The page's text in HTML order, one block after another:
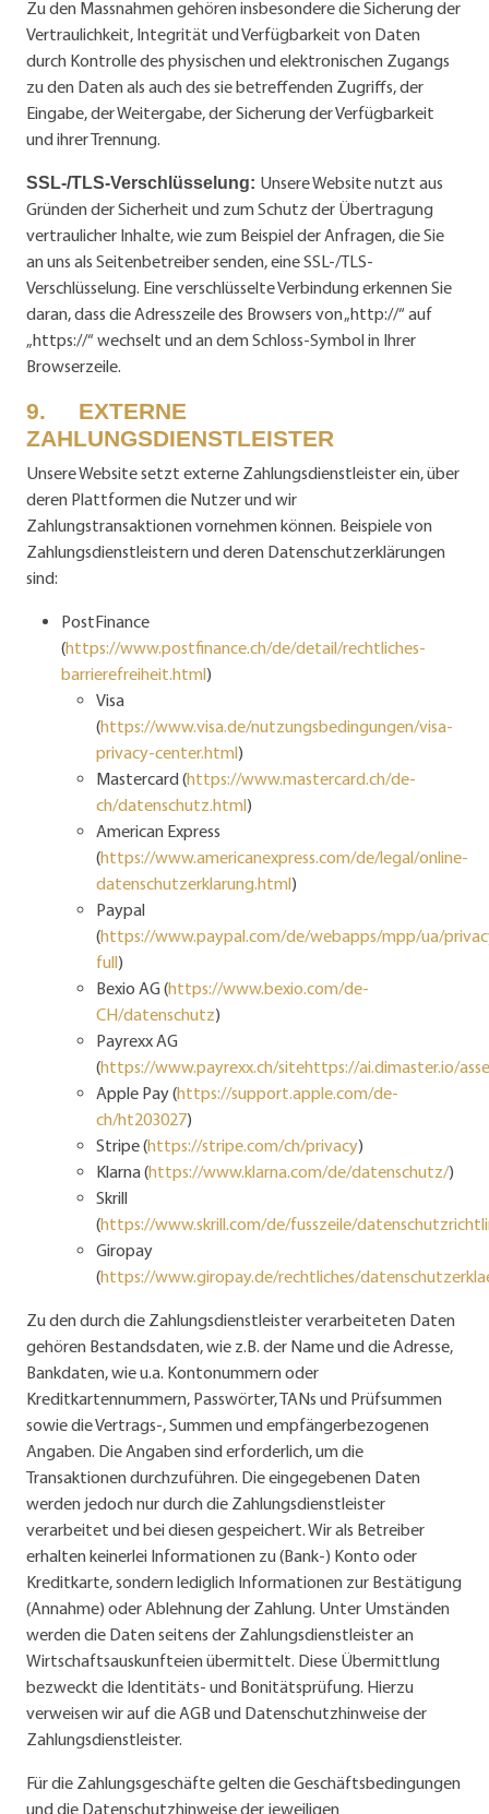
Zu den Massnahmen gehören insbesondere die Sicherung der
Vertraulichkeit, Integrität und Verfügbarkeit von Daten
durch Kontrolle des physischen und elektronischen Zugangs
zu den Daten als auch des sie betreffenden Zugriffs, der
Eingabe, der Weitergabe, der Sicherung der Verfügbarkeit
und ihrer Trennung.
SSL-/TLS-Verschlüsselung: Unsere Website nutzt aus
Gründen der Sicherheit und zum Schutz der Übertragung
vertraulicher Inhalte, wie zum Beispiel der Anfragen, die Sie
an uns als Seitenbetreiber senden, eine SSL-/TLS-
Verschlüsselung. Eine verschlüsselte Verbindung erkennen Sie
daran, dass die Adresszeile des Browsers von „http://“ auf
„https://“ wechselt und an dem Schloss-Symbol in Ihrer
Browserzeile.
9. EXTERNE
ZAHLUNGSDIENSTLEISTER
Unsere Website setzt externe Zahlungsdienstleister ein, über
deren Plattformen die Nutzer und wir
Zahlungstransaktionen vornehmen können. Beispiele von
Zahlungsdienstleistern und deren Datenschutzerklärungen
sind:
PostFinance
(https://www.postfinance.ch/de/detail/rechtliches-
barrierefreiheit.html)
Visa
(https://www.visa.de/nutzungsbedingungen/visa-
privacy-center.html)
Mastercard (https://www.mastercard.ch/de-
ch/datenschutz.html)
American Express
(https://www.americanexpress.com/de/legal/online-
datenschutzerklarung.html)
Paypal
(https://www.paypal.com/de/webapps/mpp/ua/
full)
Bexio AG (https://www.bexio.com/de-
CH/datenschutz)
Payrexx AG
(https://www.payrexx.ch/sitehttps://ai.dimaster.io/
Apple Pay (https://support.apple.com/de-
ch/ht203027)
Stripe (https://stripe.com/ch/privacy)
Klarna (https://www.klarna.com/de/datenschutz/)
Skrill
(https://www.skrill.com/de/fusszeile/
Giropay
(https://www.giropay.de/rechtliches/
Zu den durch die Zahlungsdienstleister verarbeiteten Daten
gehören Bestandsdaten, wie z.B. der Name und die Adresse,
Bankdaten, wie u.a. Kontonummern oder
Kreditkartennummern, Passwörter, TANs und Prüfsummen
sowie die Vertrags-, Summen und empfängerbezogenen
Angaben. Die Angaben sind erforderlich, um die
Transaktionen durchzuführen. Die eingegebenen Daten
werden jedoch nur durch die Zahlungsdienstleister
verarbeitet und bei diesen gespeichert. Wir als Betreiber
erhalten keinerlei Informationen zu (Bank-) Konto oder
Kreditkarte, sondern lediglich Informationen zur Bestätigung
(Annahme) oder Ablehnung der Zahlung. Unter Umständen
werden die Daten seitens der Zahlungsdienstleister an
Wirtschaftsauskunfteien übermittelt. Diese Übermittlung
bezweckt die Identitäts- und Bonitätsprüfung. Hierzu
verweisen wir auf die AGB und Datenschutzhinweise der
Zahlungsdienstleister.
Für die Zahlungsgeschäfte gelten die Geschäftsbedingungen
und die Datenschutzhinweise der jeweiligen